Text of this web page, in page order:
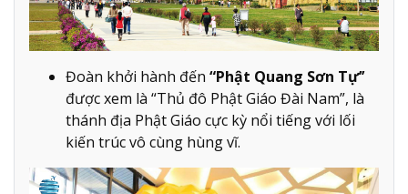
Đoàn khởi hành đến “Phật Quang Sơn Tự’’
được xem là “Thủ đô Phật Giáo Đài Nam”, là
thánh địa Phật Giáo cực kỳ nổi tiếng với lối
kiến trúc vô cùng hùng vĩ.